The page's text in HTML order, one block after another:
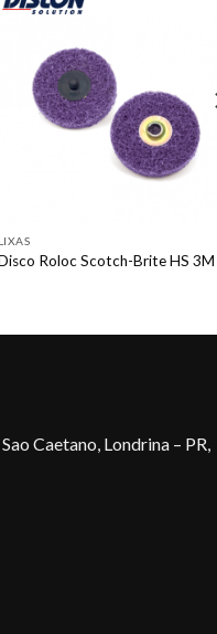
LIXAS
Roloc Scotch-Brite HS 3M
Caetano, Londrina – PR,